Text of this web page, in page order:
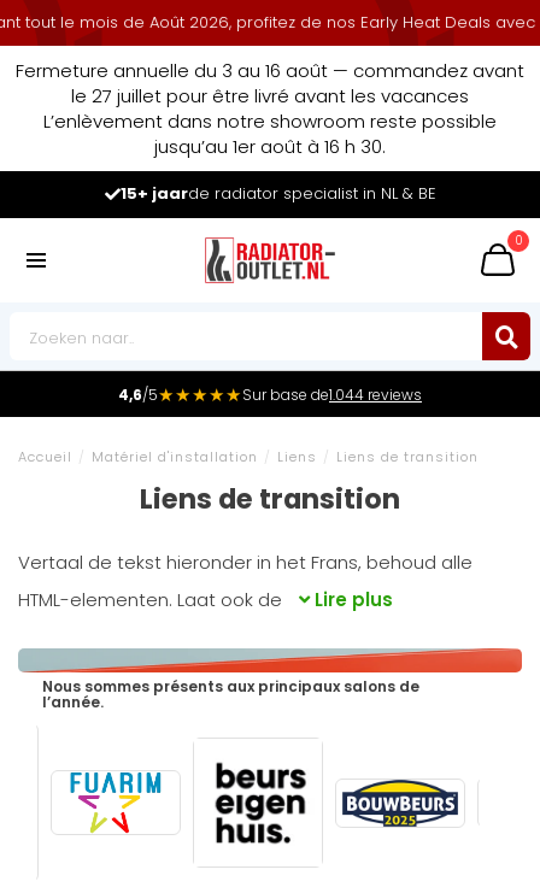
le mois de Août 2026, profitez de nos Early Heat Deals avec
Fermeture annuelle du 3 au 16 août — commandez avant
le 27 juillet pour être livré avant les vacances
L’enlèvement dans notre showroom reste possible
jusqu’au 1er août à 16 h 30.
radiator specialist in NL & BE
0
4,6/5★★★★★Sur base de1.044 reviews
Accueil / Matériel d'installation / Liens / Liens de transition
Liens de transition
Vertaal de tekst hieronder in het Frans, behoud alle
HTML-elementen. Laat ook de
Lire plus
Nous sommes présents aux principaux salons de
l’année.